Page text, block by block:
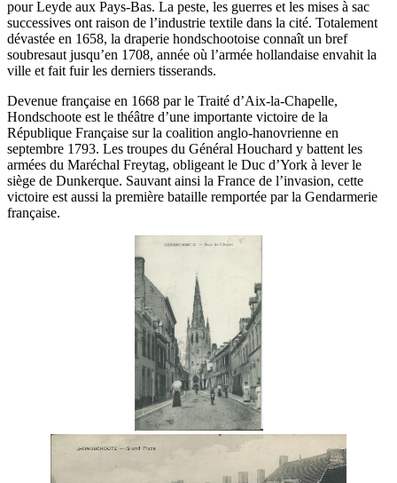
pour Leyde aux Pays-Bas. La peste, les guerres et les mises à sac
successives ont raison de l’industrie textile dans la cité. Totalement
dévastée en 1658, la draperie hondschootoise connaît un bref
soubresaut jusqu’en 1708, année où l’armée hollandaise envahit la
ville et fait fuir les derniers tisserands.
Devenue française en 1668 par le Traité d’Aix-la-Chapelle,
Hondschoote est le théâtre d’une importante victoire de la
République Française sur la coalition anglo-hanovrienne en
septembre 1793. Les troupes du Général Houchard y battent les
armées du Maréchal Freytag, obligeant le Duc d’York à lever le
siège de Dunkerque. Sauvant ainsi la France de l’invasion, cette
victoire est aussi la première bataille remportée par la Gendarmerie
française.